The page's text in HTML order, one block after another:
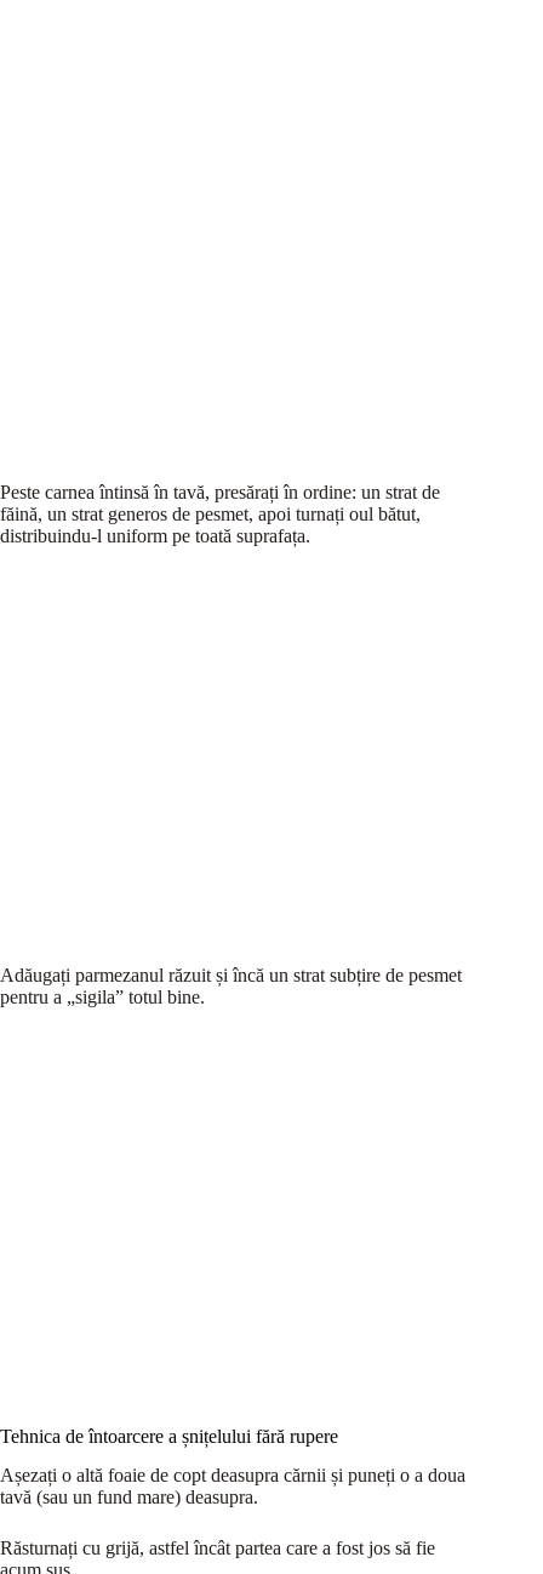
Peste carnea întinsă în tavă, presărați în ordine: un strat de
făină, un strat generos de pesmet, apoi turnați oul bătut,
distribuindu-l uniform pe toată suprafața.
Adăugați parmezanul răzuit și încă un strat subțire de pesmet
pentru a „sigila” totul bine.
Tehnica de întoarcere a șnițelului fără rupere
Așezați o altă foaie de copt deasupra cărnii și puneți o a doua
tavă (sau un fund mare) deasupra.
Răsturnați cu grijă, astfel încât partea care a fost jos să fie